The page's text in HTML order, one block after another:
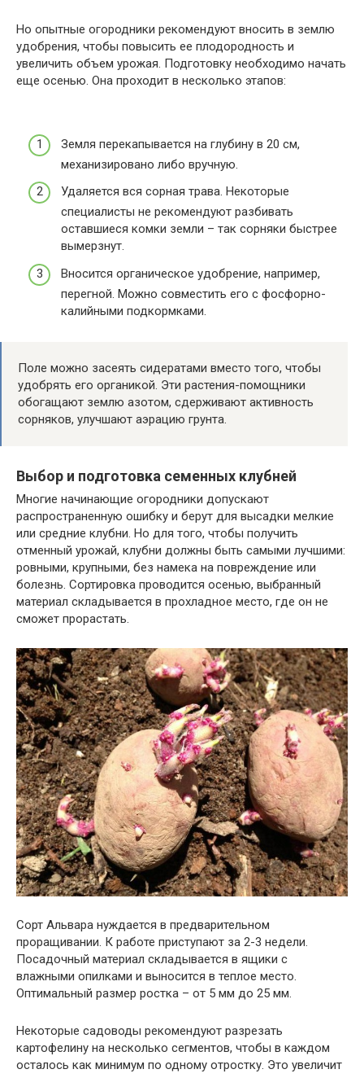
Но опытные огородники рекомендуют вносить в землю
удобрения, чтобы повысить ее плодородность и
увеличить объем урожая. Подготовку необходимо начать
еще осенью. Она проходит в несколько этапов:
Земля перекапывается на глубину в 20 см,
механизировано либо вручную.
Удаляется вся сорная трава. Некоторые
специалисты не рекомендуют разбивать
оставшиеся комки земли – так сорняки быстрее
вымерзнут.
Вносится органическое удобрение, например,
перегной. Можно совместить его с фосфорно-
калийными подкормками.
Поле можно засеять сидератами вместо того, чтобы
удобрять его органикой. Эти растения-помощники
обогащают землю азотом, сдерживают активность
сорняков, улучшают аэрацию грунта.
Выбор и подготовка семенных клубней
Многие начинающие огородники допускают
распространенную ошибку и берут для высадки мелкие
или средние клубни. Но для того, чтобы получить
отменный урожай, клубни должны быть самыми лучшими:
ровными, крупными, без намека на повреждение или
болезнь. Сортировка проводится осенью, выбранный
материал складывается в прохладное место, где он не
сможет прорастать.
Сорт Альвара нуждается в предварительном
проращивании. К работе приступают за 2-3 недели.
Посадочный материал складывается в ящики с
влажными опилками и выносится в теплое место.
Оптимальный размер ростка – от 5 мм до 25 мм.
Некоторые садоводы рекомендуют разрезать
картофелину на несколько сегментов, чтобы в каждом
осталось как минимум по одному отростку. Это увеличит